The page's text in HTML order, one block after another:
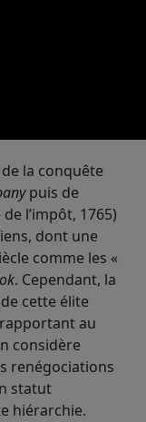
la conquête
puis de
l’impôt, 1765)
dont une
comme les «
. Cependant, la
cette élite
au
considère
renégociations
statut
hiérarchie.